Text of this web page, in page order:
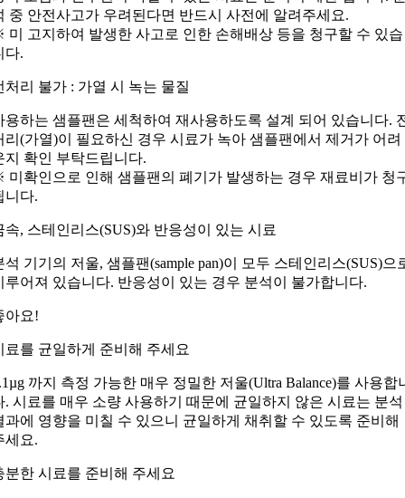
중 안전사고가 우려된다면 반드시 사전에 알려주세요.
미 고지하여 발생한 사고로 인한 손해배상 등을 청구할 수 있습
다.
처리 불가 : 가열 시 녹는 물질
용하는 샘플팬은 세척하여 재사용하도록 설계 되어 있습니다.
리(가열)이 필요하신 경우 시료가 녹아 샘플팬에서 제거가 어려
지 확인 부탁드립니다.
미확인으로 인해 샘플팬의 폐기가 발생하는 경우 재료비가 청
니다.
속, 스테인리스(SUS)와 반응성이 있는 시료
석 기기의 저울, 샘플팬(sample pan)이 모두 스테인리스(SUS)으
루어져 있습니다. 반응성이 있는 경우 분석이 불가합니다.
아요!
료를 균일하게 준비해 주세요
까지 측정 가능한 매우 정밀한 저울(Ultra Balance)를 사용합
. 시료를 매우 소량 사용하기 때문에 균일하지 않은 시료는 분석
과에 영향을 미칠 수 있으니 균일하게 채취할 수 있도록 준비해
세요.
분한 시료를 준비해 주세요